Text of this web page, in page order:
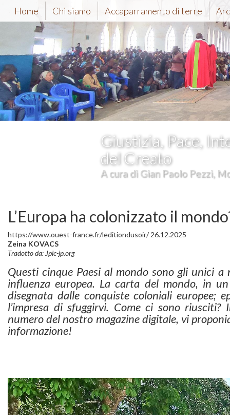
Home Chi siamo Accaparramento di terre
Giustizia, Pace,
del Creato
A cura di Gian Paolo Pezzi,
L’Europa ha colonizzato il
https://www.ouest-france.fr/leditiondusoir/ 26.12.2025
Zeina KOVACS
Tradotto da: Jpic-jp.org
Questi cinque Paesi al mondo sono gli unici
influenza europea. La carta del mondo, in
disegnata dalle conquiste coloniali europee;
l’impresa di sfuggirvi. Come ci sono
numero del nostro magazine digitale, vi
informazione!